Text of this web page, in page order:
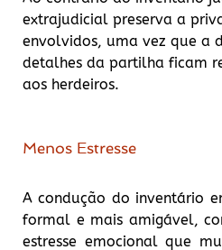
extrajudicial preserva a
envolvidos, uma vez que a
detalhes da partilha ficam
aos herdeiros.
Menos Estresse
A condução do inventário
formal e mais amigável,
estresse emocional que